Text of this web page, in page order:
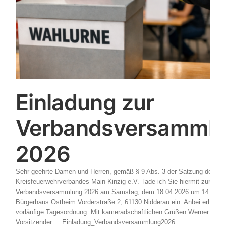
Einladung zur
2026
Sehr geehrte Damen und Herren, gemäß § 9 Abs. 3 der Satzung des
Kreisfeuerwehrverbandes Main-Kinzig e.V. lade ich Sie hiermit zur
Verbandsversammlung 2026 am Samstag, dem 18.04.2026 um 14:00
Bürgerhaus Ostheim Vorderstraße 2, 61130 Nidderau ein. Anbei
vorläufige Tagesordnung. Mit kameradschaftlichen Grüßen Werner Beier
Vorsitzender Einladung_Verbandsversammlung2026